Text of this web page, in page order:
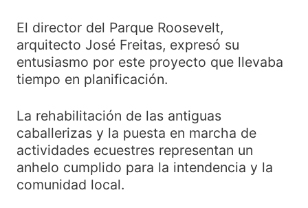
El director del Parque Roosevelt,
arquitecto José Freitas, expresó su
entusiasmo por este proyecto que llevaba
tiempo en planificación.
La rehabilitación de las antiguas
caballerizas y la puesta en marcha de
actividades ecuestres representan un
anhelo cumplido para la intendencia y la
comunidad local.